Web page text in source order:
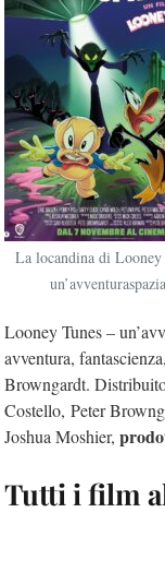
La locandina di Looney
Looney Tunes –
avventura,
Browngardt.
Costello, Peter
Joshua Moshier,
Tutti i film